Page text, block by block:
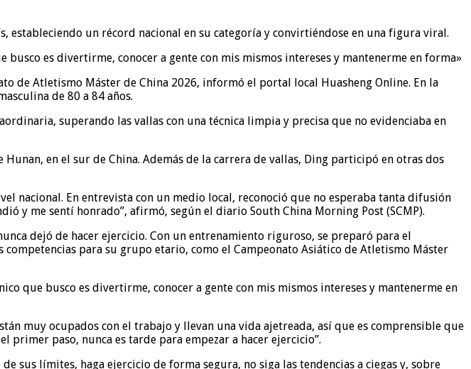
estableciendo un récord nacional en su categoría y convirtiéndose en una figura viral.
de Atletismo Máster de China 2026, informó el portal local Huasheng Online. En la
de 80 a 84 años.
superando las vallas con una técnica limpia y precisa que no evidenciaba en
en el sur de China. Además de la carrera de vallas, Ding participó en otras dos
nacional. En entrevista con un medio local, reconoció que no esperaba tanta difusión
y me sentí honrado”, afirmó, según el diario South China Morning Post (SCMP).
dejó de hacer ejercicio. Con un entrenamiento riguroso, se preparó para el
para su grupo etario, como el Campeonato Asiático de Atletismo Máster
que busco es divertirme, conocer a gente con mis mismos intereses y mantenerme en
muy ocupados con el trabajo y llevan una vida ajetreada, así que es comprensible que
paso, nunca es tarde para empezar a hacer ejercicio”.
sus límites, haga ejercicio de forma segura, no siga las tendencias a ciegas y, sobre